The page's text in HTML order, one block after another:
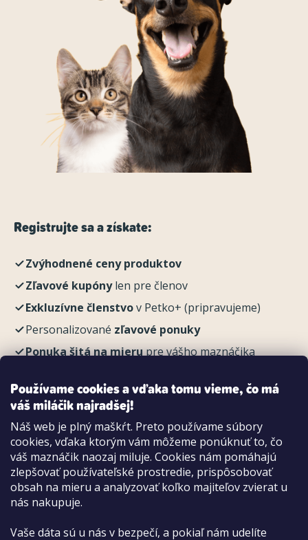
Používame cookies a vďaka tomu vieme, čo má
váš miláčik najradšej!
Náš web je plný maškŕt. Preto používame súbory
cookies, vďaka ktorým vám môžeme ponúknuť to, čo
váš maznáčik naozaj miluje. Cookies nám pomáhajú
zlepšovať používateľské prostredie, prispôsobovať
obsah na mieru a analyzovať koľko majiteľov zvierat u
nás nakupuje.
Vaše dáta sú u nás v bezpečí, a pokiaľ nám udelíte
Registrujte sa a získate:
Zvýhodnené ceny produktov
Zľavové kupónylen pre členov
Exkluzívne členstvov Petko+ (pripravujeme)
Personalizované zľavové ponuky
Ponuka šitá na mierupre vášho maznáčika
Možnosti platby:
Dobierkou
Hotovo aj kartou na pobočke